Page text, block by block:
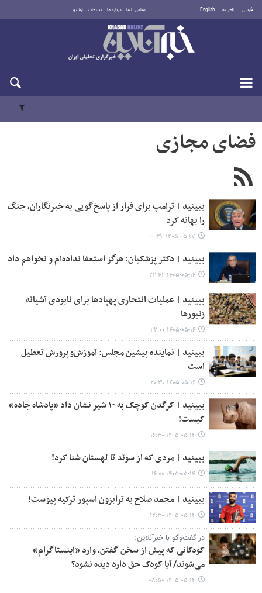
فارسی العربية English تماس با ما درباره ما تبلیغات آرشیو
شنبه ۱۷ مرداد ۱۴۰۵
فضای مجازی
ببینید | ترامپ برای فرار از پاسخ‌گویی به خبرنگاران، جنگ
را بهانه کرد
۱۴۰۵-۰۵-۱۷ ۰۰:۳۰
ببینید | دکتر پزشکیان: هرگز استعفا نداده‌ام و نخواهم داد
۱۴۰۵-۰۵-۱۶ ۲۲:۴۲
ببینید | عملیات انتحاری پهپادها برای نابودی آشیانه
زنبورها
۱۴۰۵-۰۵-۱۶ ۲۲:۰۰
ببینید | نماینده پیشین مجلس: آموزش‌وپرورش تعطیل
است
۱۴۰۵-۰۵-۱۶ ۲۰:۳۰
ببینید | کرگدن کوچک به ۱۰ شیر نشان داد «پادشاه جاده»
کیست!
۱۴۰۵-۰۵-۱۴ ۱۶:۳۰
ببینید | مردی که از سوئد تا لهستان شنا کرد!
۱۴۰۵-۰۵-۱۴ ۱۶:۰۰
ببینید | محمد صلاح به ترابزون اسپور ترکیه پیوست!
۱۴۰۵-۰۵-۱۴ ۱۲:۳۰
در گفت‌وگو با خبرآنلاین:
کودکانی که پیش از سخن گفتن، وارد «اینستاگرام»
می‌شوند/ آیا کودک حق دارد دیده نشود؟
۱۴۰۵-۰۵-۱۴ ۰۸:۵۰